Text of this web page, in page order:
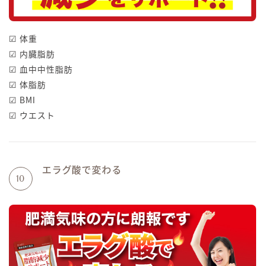
☑ 体重
☑ 内臓脂肪
☑ 血中中性脂肪
☑ 体脂肪
☑ BMI
☑ ウエスト
10
エラグ酸で変わる